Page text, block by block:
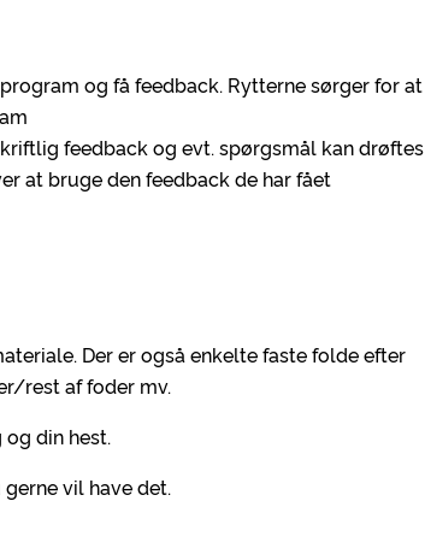
og få feedback. Rytterne sørger for at
feedback og evt. spørgsmål kan drøftes
at bruge den feedback de har fået
Der er også enkelte faste folde efter
rest af foder mv.
din hest.
vil have det.